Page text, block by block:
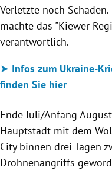
Verletzte noch
machte das "Kiewer
verantwortlich.
➤ Infos zum Ukraine-
finden Sie hier
Ende Juli/Anfang
Hauptstadt mit dem
City binnen drei Tagen
Drohnenangriffs